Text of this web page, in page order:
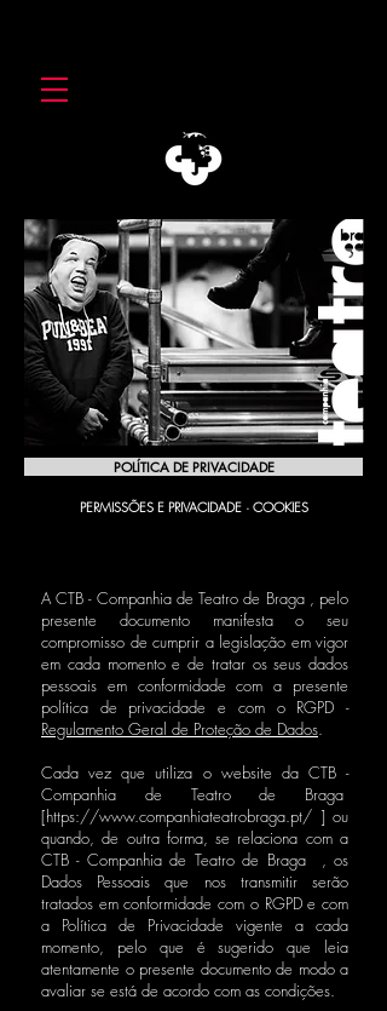
POLÍTICA DE PRIVACIDADE
PERMISSÕES E PRIVACIDADE · COOKIES
A CTB - Companhia de Teatro de Braga , pelo
presente documento manifesta o seu
compromisso de cumprir a legislação em vigor
em cada momento e de tratar os seus dados
pessoais em conformidade com a presente
política de privacidade e com o RGPD -
Regulamento Geral de Proteção de Dados.
Cada vez que utiliza o website da CTB -
Companhia de Teatro de Braga
[https://www.companhiateatrobraga.pt/ ] ou
quando, de outra forma, se relaciona com a
CTB - Companhia de Teatro de Braga , os
Dados Pessoais que nos transmitir serão
tratados em conformidade com o RGPD e com
a Política de Privacidade vigente a cada
momento, pelo que é sugerido que leia
atentamente o presente documento de modo a
avaliar se está de acordo com as condições.